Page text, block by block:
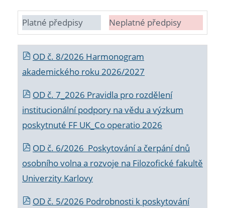
Platné předpisy Neplatné předpisy
OD č. 8/2026 Harmonogram
akademického roku 2026/2027
OD č. 7_2026 Pravidla pro rozdělení
institucionální podpory na vědu a výzkum
poskytnuté FF UK_Co operatio 2026
OD č. 6/2026 Poskytování a čerpání dnů
osobního volna a rozvoje na Filozofické fakultě
Univerzity Karlovy
OD č. 5/2026 Podrobnosti k poskytování